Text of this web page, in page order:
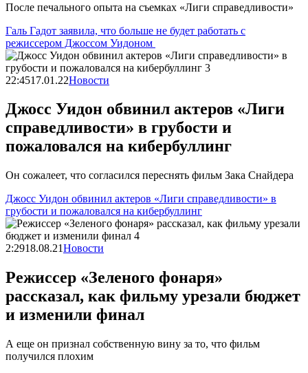
После печального опыта на съемках «Лиги справедливости»
Галь Гадот заявила, что больше не будет работать с
режиссером Джоссом Уидоном
22:4517.01.22Новости
Джосс Уидон обвинил актеров «Лиги
справедливости» в грубости и
пожаловался на кибербуллинг
Он сожалеет, что согласился переснять фильм Зака Снайдера
Джосс Уидон обвинил актеров «Лиги справедливости» в
грубости и пожаловался на кибербуллинг
2:2918.08.21Новости
Режиссер «Зеленого фонаря»
рассказал, как фильму урезали бюджет
и изменили финал
А еще он признал собственную вину за то, что фильм
получился плохим